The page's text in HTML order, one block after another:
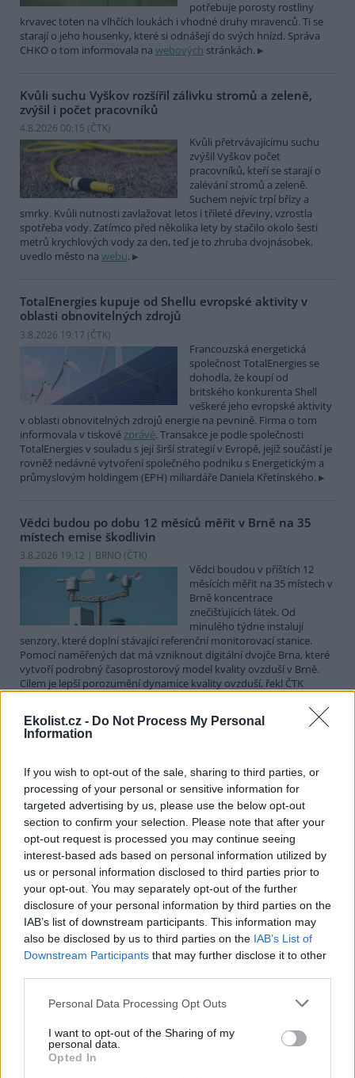
Ekolist.cz - Do Not Process My Personal
Information
If you wish to opt-out of the sale, sharing to third parties, or
processing of your personal or sensitive information for
targeted advertising by us, please use the below opt-out
section to confirm your selection. Please note that after your
opt-out request is processed you may continue seeing
interest-based ads based on personal information utilized by
us or personal information disclosed to third parties prior to
your opt-out. You may separately opt-out of the further
disclosure of your personal information by third parties on the
IAB’s list of downstream participants. This information may
also be disclosed by us to third parties on the IAB’s List of
Downstream Participants that may further disclose it to other
Personal Data Processing Opt Outs
I want to opt-out of the Sharing of my
personal data.
Opted In
potřebuje porosty rostliny
krvavec toten na vlhčích loukách i vhodné druhy mravenců. Ti se
starají o jeho housenky, které si odnášejí do svých hnízd. Správa
CHKO o tom informovala na webových stránkách.
Kvůli suchu Vyškov rozšířil zálivku stromů a zeleně,
zvýšil i počet pracovníků
4.8.2026 00:15 (ČTK)
Kvůli přetrvávajícímu suchu
zvýšil Vyškov počet
pracovníků, kteří se starají o
zalévání stromů a zeleně.
Suchem nejvíc trpí břízy a
smrky. Kvůli nutnosti zavlažovat letos i tříleté dřeviny, vzrostla
spotřeba vody. Zatímco před několika lety by stačilo okolo šesti
metrů krychlových vody za den, teď je to zhruba dvojnásobek,
uvedlo město na webu.
TotalEnergies kupuje od Shellu evropské aktivity v
oblasti obnovitelných zdrojů
3.8.2026 19:17 (ČTK)
Francouzská energetická
společnost TotalEnergies se
dohodla, že koupí od
britského konkurenta Shell
veškeré jeho evropské aktivity
v oblasti obnovitelných zdrojů energie na pevnině. Firma o tom
informovala v tiskovézprávě. Transakce je podle společnosti
TotalEnergies v souladu s její širší strategií v Evropě, jejíž součástí je
rovněž nedávné vytvoření společného podniku s Energetickým a
průmyslovým holdingem (EPH) miliardáře Daniela Křetínského.
Vědci budou po dobu 12 měsíců měřit v Brně na 35
místech emise škodlivin
3.8.2026 19:12 | BRNO (ČTK)
Vědci boudou v příštích 12
měsících měřit na 35 místech v
Brně koncentrace
znečišťujících látek. Od
minulého týdne instalují
senzory, které doplní stávající referenční monitorovací stanice.
Pomocí naměřených dat má vzniknout digitální dvojče Brna, které
vytvoří podrobný časoprostorový model kvality ovzduší v Brně.
Cílem je lepší porozumění dynamice kvality ovzduší, řekl ČTK
Soutěska Sibiř v Teplických skalách v létě chladí, dnes
3.8.2026 16:12 | TEPLICE NAD METUJÍ (ČTK)
Zájem o Teplické skály na
Náchodsku je v letních
měsících značný. Lidé
vyhledávají ve vedrech
příjemné klima skalních měst.
Příkladem je soutěska Sibiř, kde je v létě teplotní rozdíl nejméně 15
stupňů Celsia. ČTK to řekla tajemnice městského úřadu v Teplicích
nad Metují Markéta Strnadová. Teplické skály patří městu. Do
soutěsky Sibiř se lze dostat běžně, je součástí prohlídkového
okruhu.
Farmáři mají kvůli suchu problémy s nedostatkem
sena na krmení
3.8.2026 15:55 | ŽELEZNÝ ÚJEZD ( ČTK
Diskuse: 12
dalších částech Česka mají